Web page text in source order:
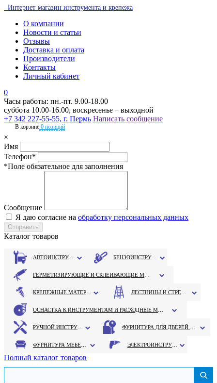
Интернет-магазин инструмента и крепежа
О компании
Новости и статьи
Отзывы
Доставка и оплата
Производители
Контакты
Личный кабинет
0
Часы работы: пн.-пт. 9.00-18.00
суббота 10.00-16.00, воскресенье – выходной
+7 342 227-55-55, г. Пермь Написать сообщение
В корзине 0 позиций
×
Имя
Телефон*
*Поле обязательное для заполнения
Сообщение
Я даю согласие на обработку персональных данных
Каталог товаров
Полный каталог товаров